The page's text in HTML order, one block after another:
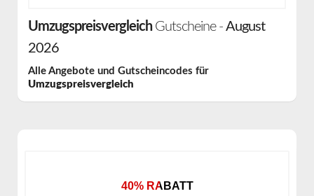
UmzugspreisvergleichGutscheine - August
2026
Alle Angebote und Gutscheincodes für
Umzugspreisvergleich
40% RABATT